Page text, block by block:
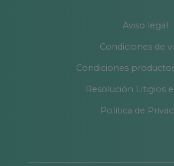
Aviso legal
Condiciones de
Condiciones
Resolución Litigios
Política de